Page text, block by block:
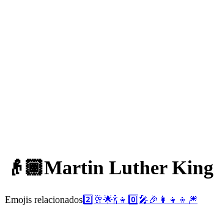
👴🏾Martin Luther King
Emojis relacionados2️⃣ 🥂🌟🍾 👧 0️⃣ 🎤🎉 👩‍👧‍👦 🎆